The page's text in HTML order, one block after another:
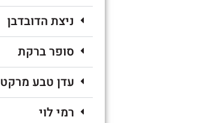
ניצת הדובדבן
סופר ברקת
עדן טבע מרקט
רמי לוי